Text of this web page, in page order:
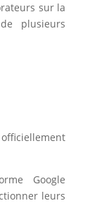
sur la
plusieurs
Google
leurs